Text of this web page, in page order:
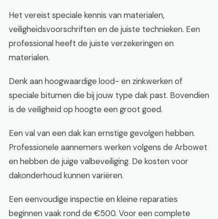
Het vereist speciale kennis van materialen,
veiligheidsvoorschriften en de juiste technieken. Een
professional heeft de juiste verzekeringen en
materialen.
Denk aan hoogwaardige lood- en zinkwerken of
speciale bitumen die bij jouw type dak past. Bovendien
is de veiligheid op hoogte een groot goed.
Een val van een dak kan ernstige gevolgen hebben.
Professionele aannemers werken volgens de Arbowet
en hebben de juige valbeveiliging. De kosten voor
dakonderhoud kunnen variëren.
Een eenvoudige inspectie en kleine reparaties
beginnen vaak rond de €500. Voor een complete